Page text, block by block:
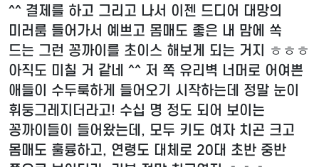
^^ 결제를 하고 그리고 나서 이젠 드디어 대망의
미러룸 들어가서 예쁘고 몸매도 좋은 내 맘에 쏙
드는 그런 꽁까이를 초이스 해보게 되는 거지 ㅎㅎㅎ
아직도 미칠 거 같네 ^^ 저 쪽 유리벽 너머로 어여쁜
애들이 수두룩하게 들어오기 시작하는데 정말 눈이
휘둥그레지더라고! 수십 명 정도 되어 보이는
꽁까이들이 들어왔는데, 모두 키도 여자 치곤 크고
몸매도 훌륭하고, 연령도 대체로 20대 초반 중반